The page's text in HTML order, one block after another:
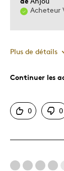
Acheteur
Plus de détails
Le pour
Excellente
Manque de
Continuer les
0 0